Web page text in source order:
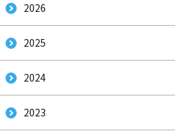
2026
2025
2024
2023